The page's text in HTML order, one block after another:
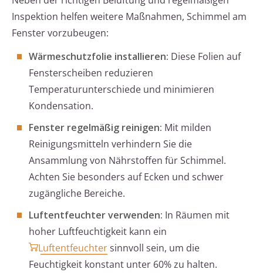
Inspektion helfen weitere Maßnahmen, Schimmel am
Fenster vorzubeugen:
Wärmeschutzfolie installieren: Diese Folien auf
Fensterscheiben reduzieren
Temperaturunterschiede und minimieren
Kondensation.
Fenster regelmäßig reinigen: Mit milden
Reinigungsmitteln verhindern Sie die
Ansammlung von Nährstoffen für Schimmel.
Achten Sie besonders auf Ecken und schwer
zugängliche Bereiche.
Luftentfeuchter verwenden: In Räumen mit
hoher Luftfeuchtigkeit kann ein
Luftentfeuchtersinnvoll sein, um die
Feuchtigkeit konstant unter 60% zu halten.